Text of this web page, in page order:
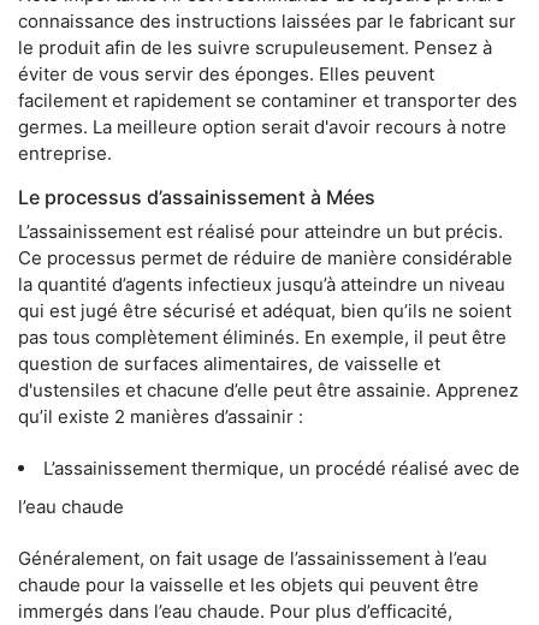
connaissance des instructions laissées par le fabricant sur
le produit afin de les suivre scrupuleusement. Pensez à
éviter de vous servir des éponges. Elles peuvent
facilement et rapidement se contaminer et transporter des
germes. La meilleure option serait d'avoir recours à notre
entreprise.
Le processus d’assainissement à Mées
L’assainissement est réalisé pour atteindre un but précis.
Ce processus permet de réduire de manière considérable
la quantité d’agents infectieux jusqu’à atteindre un niveau
qui est jugé être sécurisé et adéquat, bien qu’ils ne soient
pas tous complètement éliminés. En exemple, il peut être
question de surfaces alimentaires, de vaisselle et
d'ustensiles et chacune d’elle peut être assainie. Apprenez
qu’il existe 2 manières d’assainir :
L’assainissement thermique, un procédé réalisé avec de
l’eau chaude
Généralement, on fait usage de l’assainissement à l’eau
chaude pour la vaisselle et les objets qui peuvent être
immergés dans l’eau chaude. Pour plus d’efficacité,